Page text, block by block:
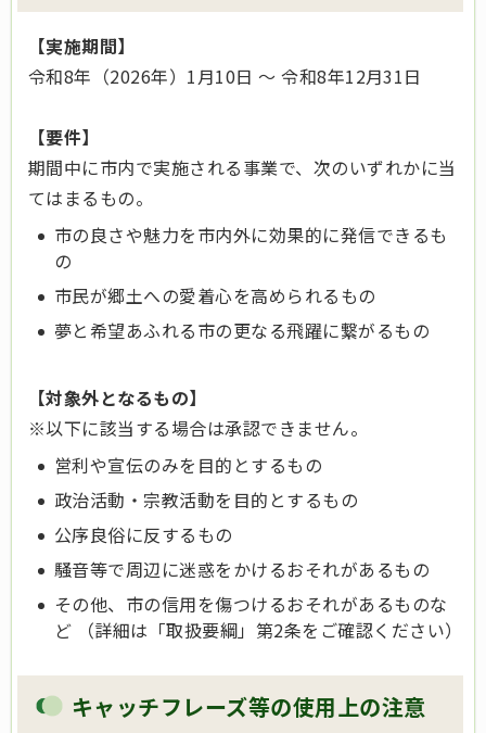
【実施期間】
令和8年（2026年）1月10日 ～ 令和8年12月31日
【要件】
期間中に市内で実施される事業で、次のいずれかに当
てはまるもの。
市の良さや魅力を市内外に効果的に発信できるも
の
市民が郷土への愛着心を高められるもの
夢と希望あふれる市の更なる飛躍に繋がるもの
【対象外となるもの】
※以下に該当する場合は承認できません。
営利や宣伝のみを目的とするもの
政治活動・宗教活動を目的とするもの
公序良俗に反するもの
騒音等で周辺に迷惑をかけるおそれがあるもの
その他、市の信用を傷つけるおそれがあるものな
ど （詳細は「取扱要綱」第2条をご確認ください）
キャッチフレーズ等の使用上の注意